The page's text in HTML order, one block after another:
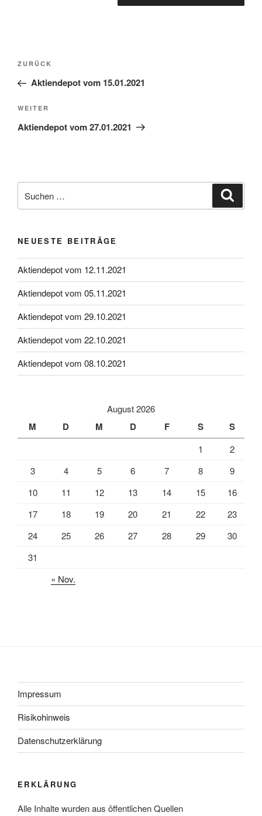
Beitragsnavigation
Vorheriger
Beitrag
ZURÜCK
Aktiendepot vom 15.01.2021
Nächster
Beitrag
WEITER
Aktiendepot vom 27.01.2021
nach:
NEUESTE BEITRÄGE
Aktiendepot vom 12.11.2021
Aktiendepot vom 05.11.2021
Aktiendepot vom 29.10.2021
Aktiendepot vom 22.10.2021
Aktiendepot vom 08.10.2021
August 2026
M D M D F S S
1
2
3
4 5 6 7 8
9
10
11 12 13 14 15
16
17
18 19 20 21 22
23
24
25 26 27 28 29
30
31
« Nov.
Impressum
Risikohinweis
Datenschutzerklärung
ERKLÄRUNG
Alle Inhalte wurden aus öffentlichen Quellen